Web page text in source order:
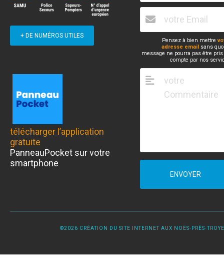
+ DE NUMÉROS UTILES
télécharger l’application
gratuite
PanneauPocket sur votre
smartphone
Pensez à bien mettre
adresse email sans
message ne pourra pas être
compte par nos
ENVOYER
©2026 CRÉATION DU SITE INTERNET AUX NOËS-PRÈS-